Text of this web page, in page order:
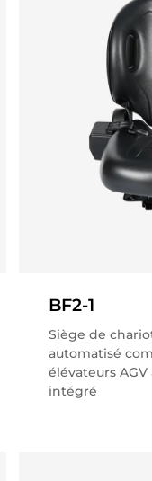
BF2-1
Siège de
automatisé
élévateurs
intégré